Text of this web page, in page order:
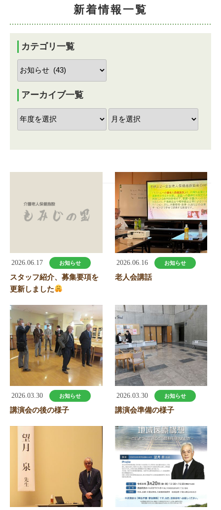
新着情報一覧
カテゴリ一覧
アーカイブ一覧
2026.06.17 お知らせ
スタッフ紹介、募集要項を
更新しました
2026.06.16 お知らせ
老人会講話
2026.03.30 お知らせ
講演会の後の様子
2026.03.30 お知らせ
講演会準備の様子
ゲ
ー
シ
ン